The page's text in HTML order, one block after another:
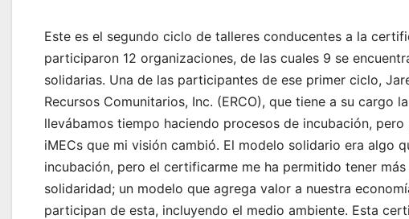
Este es el segundo ciclo de talleres conducentes a la
participaron 12 organizaciones, de las cuales 9 se
solidarias. Una de las participantes de ese primer ciclo,
Recursos Comunitarios, Inc. (ERCO), que tiene a su cargo
llevábamos tiempo haciendo procesos de incubación,
iMECs que mi visión cambió. El modelo solidario era algo
incubación, pero el certificarme me ha permitido tener
solidaridad; un modelo que agrega valor a nuestra
participan de esta, incluyendo el medio ambiente. Esta